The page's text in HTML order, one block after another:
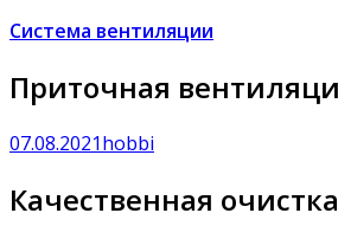
Система вентиляции
Приточная
07.08.2021hobbi
Качественная